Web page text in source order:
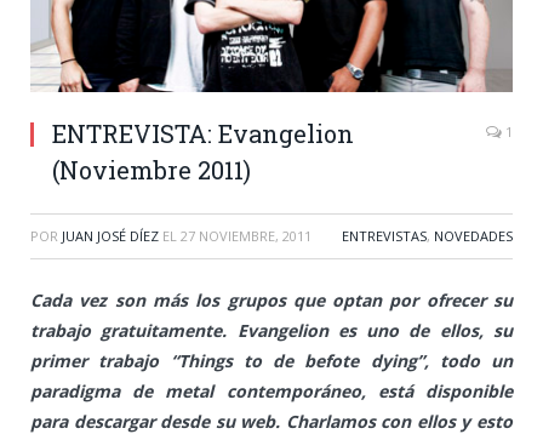
ENTREVISTA: Evangelion
(Noviembre 2011)
1
POR JUAN JOSÉ DÍEZ EL 27 NOVIEMBRE, 2011 ENTREVISTAS, NOVEDADES
Cada vez son más los grupos que optan por ofrecer su
trabajo gratuitamente. Evangelion es uno de ellos, su
primer trabajo “Things to de befote dying”, todo un
paradigma de metal contemporáneo, está disponible
para descargar desde su web. Charlamos con ellos y esto